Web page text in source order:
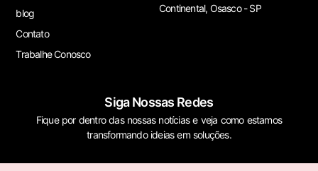
blog
Contato
Trabalhe Conosco
Continental, Osasco - SP
Siga Nossas Redes
Fique por dentro das nossas notícias e veja como estamos
transformando ideias em soluções.